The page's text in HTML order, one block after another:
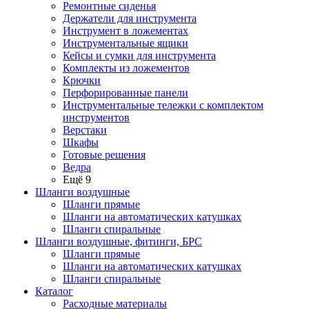
Ремонтные сиденья
Держатели для инструмента
Инструмент в ложементах
Инструментальные ящики
Кейсы и сумки для инструмента
Комплекты из ложементов
Крючки
Перфорированные панели
Инструментальные тележки с комплектом
инструментов
Верстаки
Шкафы
Готовые решения
Ведра
Ещё 9
Шланги воздушные
Шланги прямые
Шланги на автоматических катушках
Шланги спиральные
Шланги воздушные, фитинги, БРС
Шланги прямые
Шланги на автоматических катушках
Шланги спиральные
Каталог
Расходные материалы